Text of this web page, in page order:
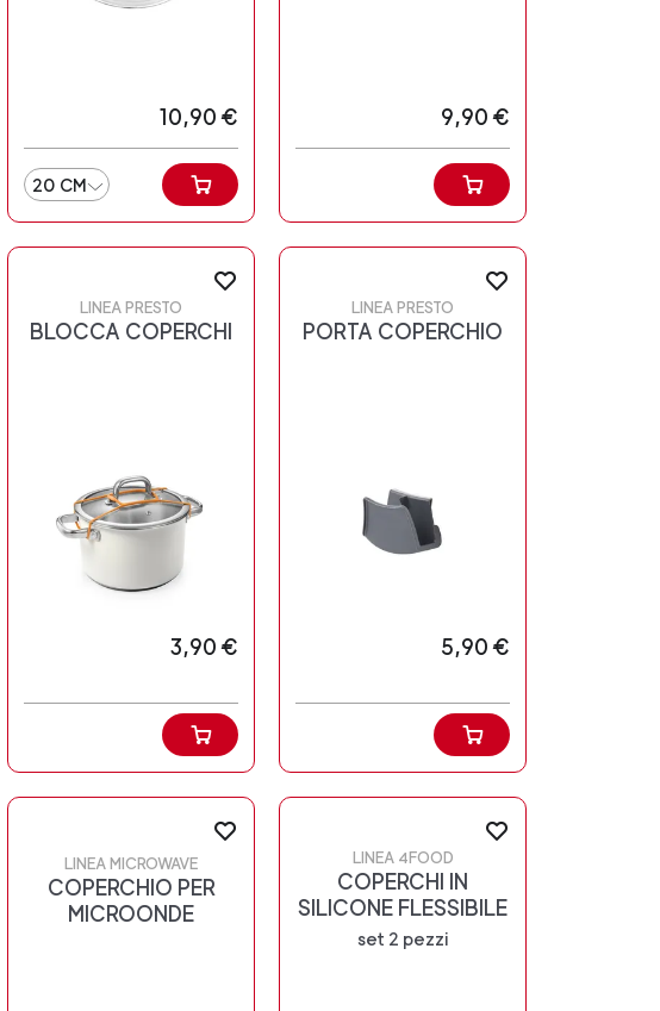
10,90 €
20 CM
9,90 €
LINEA PRESTO
BLOCCA COPERCHI
3,90 €
LINEA PRESTO
PORTA COPERCHIO
5,90 €
LINEA MICROWAVE
COPERCHIO PER
MICROONDE
LINEA 4FOOD
COPERCHI IN
SILICONE FLESSIBILE
set 2 pezzi